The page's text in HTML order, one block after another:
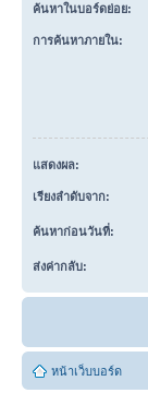
ค้นหาในบอร์ดย่อย:
การค้นหาภายใน:
แสดงผล:
เรียงลำดับจาก:
ค้นหาก่อนวันที่:
ส่งค่ากลับ:
หน้าเว็บบอร์ด